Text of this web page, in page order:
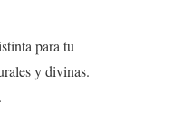
para tu
y divinas.